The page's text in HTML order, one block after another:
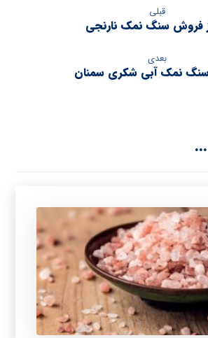
قبلی
فروش سنگ نمک نارنجی
بعدی
نمک آبی شکری سمنان